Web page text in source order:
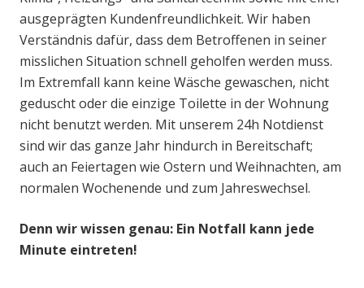
ausgeprägten Kundenfreundlichkeit. Wir haben
Verständnis dafür, dass dem Betroffenen in seiner
misslichen Situation schnell geholfen werden muss.
Im Extremfall kann keine Wäsche gewaschen, nicht
geduscht oder die einzige Toilette in der Wohnung
nicht benutzt werden. Mit unserem 24h Notdienst
sind wir das ganze Jahr hindurch in Bereitschaft;
auch an Feiertagen wie Ostern und Weihnachten, am
normalen Wochenende und zum Jahreswechsel.
Denn wir wissen genau: Ein Notfall kann jede
Minute eintreten!